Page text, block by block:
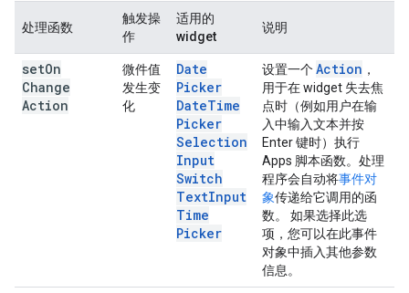
处理函数
触发操
作
适用的
widget
说明
setOn
Change
Action
微件值
发生变
化
Date
Picker
DateTime
Picker
Selection
Input
Switch
TextInput
Time
Picker
设置一个Action ，
用于在 widget 失去焦
点时（例如用户在输
入中输入文本并按
Enter 键时）执行
Apps 脚本函数。处理
程序会自动将事件对
象传递给它调用的函
数。 如果选择此选
项，您可以在此事件
对象中插入其他参数
信息。